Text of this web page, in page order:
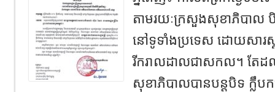
តាមរយៈក្រសួងសុខាភិបាល
នៅទូទាំងប្រទេស ដោយសារ
រីករាលដាលជាសកល។ តែ
សុខាភិបាលបានបន្តបិទ ក្លឹបក